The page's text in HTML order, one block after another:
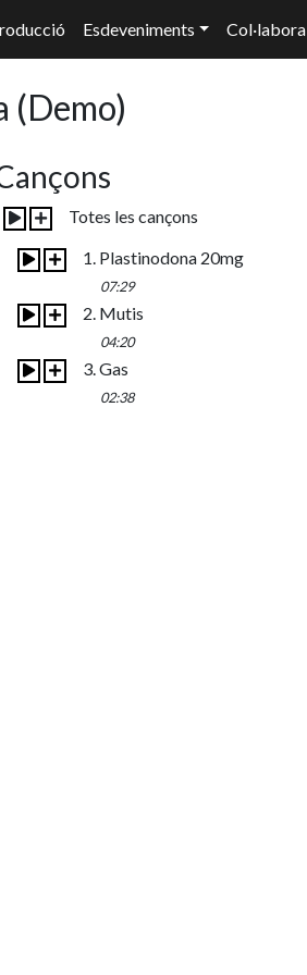
Esdeveniments Col·labora
(Demo)
Totes les cançons
1. Plastinodona 20mg
07:29
2. Mutis
04:20
3. Gas
02:38